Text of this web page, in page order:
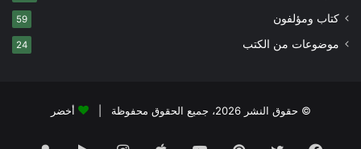
كتاب ومؤلفون 59
موضوعات من الكتب 24
© حقوق النشر 2026، جميع الحقوق محفوظة | أخضر